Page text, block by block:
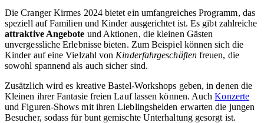
Die Cranger Kirmes 2024 bietet ein umfangreiches Programm, das
speziell auf Familien und Kinder ausgerichtet ist. Es gibt zahlreiche
attraktive Angebote und Aktionen, die kleinen Gästen
unvergessliche Erlebnisse bieten. Zum Beispiel können sich die
Kinder auf eine Vielzahl von Kinderfahrgeschäftenfreuen, die
sowohl spannend als auch sicher sind.
Zusätzlich wird es kreative Bastel-Workshops geben, in denen die
Kleinen ihrer Fantasie freien Lauf lassen können. AuchKonzerte
und Figuren-Shows mit ihren Lieblingshelden erwarten die jungen
Besucher, sodass für bunt gemischte Unterhaltung gesorgt ist.